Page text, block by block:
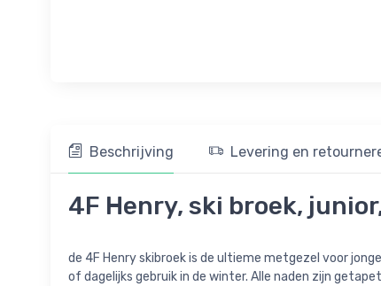
Beschrijving Levering en
4F Henry, ski broek,
de 4F Henry skibroek is de ultieme metgezel voor
of dagelijks gebruik in de winter. Alle naden zijn